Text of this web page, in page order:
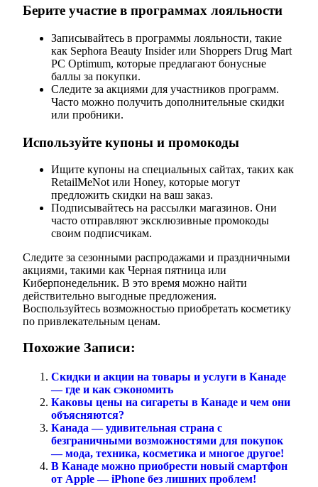
Берите участие в программах лояльности
Записывайтесь в программы лояльности, такие
как Sephora Beauty Insider или Shoppers Drug Mart
PC Optimum, которые предлагают бонусные
баллы за покупки.
Следите за акциями для участников программ.
Часто можно получить дополнительные скидки
или пробники.
Используйте купоны и промокоды
Ищите купоны на специальных сайтах, таких как
RetailMeNot или Honey, которые могут
предложить скидки на ваш заказ.
Подписывайтесь на рассылки магазинов. Они
часто отправляют эксклюзивные промокоды
своим подписчикам.
Следите за сезонными распродажами и праздничными
акциями, такими как Черная пятница или
Киберпонедельник. В это время можно найти
действительно выгодные предложения.
Воспользуйтесь возможностью приобретать косметику
по привлекательным ценам.
Похожие Записи:
Скидки и акции на товары и услуги в Канаде
— где и как сэкономить
Каковы цены на сигареты в Канаде и чем они
объясняются?
Канада — удивительная страна с
безграничными возможностями для покупок
— мода, техника, косметика и многое другое!
В Канаде можно приобрести новый смартфон
от Apple — iPhone без лишних проблем!